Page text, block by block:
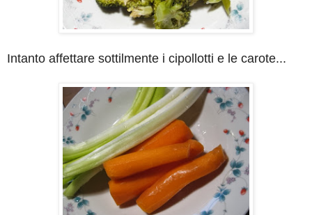
Intanto affettare sottilmente i cipollotti e le carote...